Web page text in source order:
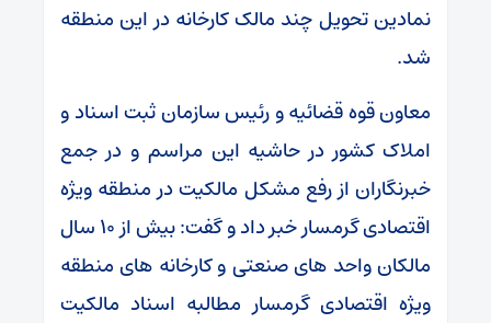
نمادین تحویل چند مالک کارخانه در این منطقه
شد.
معاون قوه قضائیه و رئیس سازمان ثبت اسناد و
املاک کشور در حاشیه این مراسم و در جمع
خبرنگاران از رفع مشکل مالکیت در منطقه ویژه
اقتصادی گرمسار خبر داد و گفت: بیش از ۱۰ سال
مالکان واحد های صنعتی و کارخانه های منطقه
ویژه اقتصادی گرمسار مطالبه اسناد مالکیت